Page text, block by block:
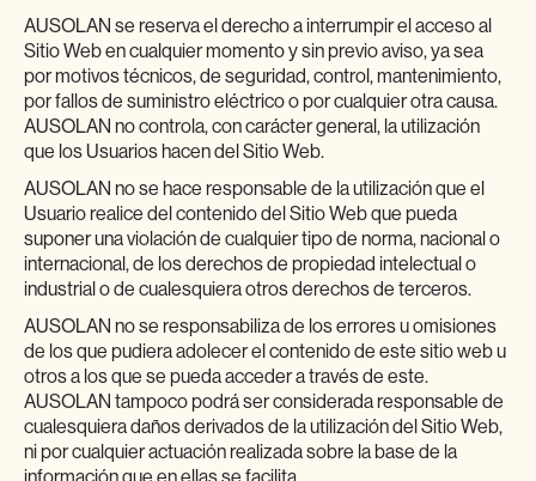
AUSOLAN se reserva el derecho a interrumpir el acceso al
Sitio Web en cualquier momento y sin previo aviso, ya sea
por motivos técnicos, de seguridad, control, mantenimiento,
por fallos de suministro eléctrico o por cualquier otra causa.
AUSOLAN no controla, con carácter general, la utilización
que los Usuarios hacen del Sitio Web.
AUSOLAN no se hace responsable de la utilización que el
Usuario realice del contenido del Sitio Web que pueda
suponer una violación de cualquier tipo de norma, nacional o
internacional, de los derechos de propiedad intelectual o
industrial o de cualesquiera otros derechos de terceros.
AUSOLAN no se responsabiliza de los errores u omisiones
de los que pudiera adolecer el contenido de este sitio web u
otros a los que se pueda acceder a través de este.
AUSOLAN tampoco podrá ser considerada responsable de
cualesquiera daños derivados de la utilización del Sitio Web,
ni por cualquier actuación realizada sobre la base de la